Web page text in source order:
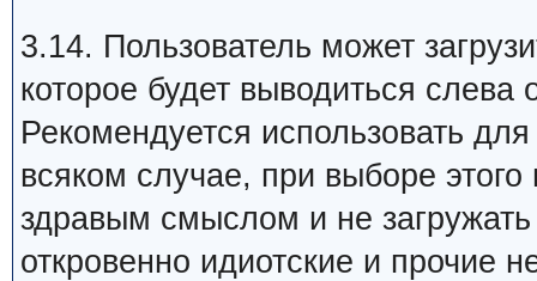
3.14. Пользователь может
которое будет выводиться слева
Рекомендуется использовать
всяком случае, при выборе этого
здравым смыслом и не
откровенно идиотские и прочие